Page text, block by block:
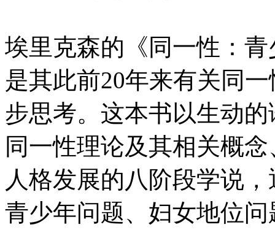
埃里克森的《同一性：
是其此前20年来有关同
步思考。这本书以生动
同一性理论及其相关概
人格发展的八阶段学说
青少年问题、妇女地位